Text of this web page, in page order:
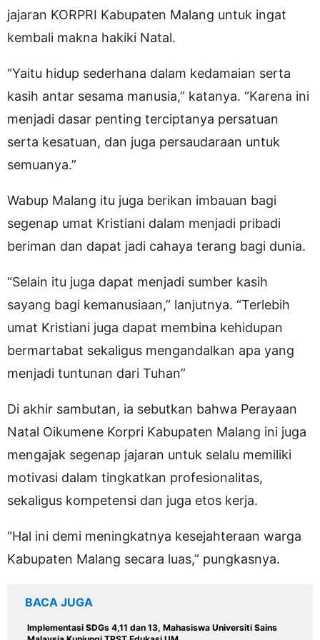
jajaran KORPRI Kabupaten Malang untuk ingat
kembali makna hakiki Natal.
“Yaitu hidup sederhana dalam kedamaian serta
kasih antar sesama manusia,” katanya. “Karena ini
menjadi dasar penting terciptanya persatuan
serta kesatuan, dan juga persaudaraan untuk
semuanya.”
Wabup Malang itu juga berikan imbauan bagi
segenap umat Kristiani dalam menjadi pribadi
beriman dan dapat jadi cahaya terang bagi dunia.
“Selain itu juga dapat menjadi sumber kasih
sayang bagi kemanusiaan,” lanjutnya. “Terlebih
umat Kristiani juga dapat membina kehidupan
bermartabat sekaligus mengandalkan apa yang
menjadi tuntunan dari Tuhan”
Di akhir sambutan, ia sebutkan bahwa Perayaan
Natal Oikumene Korpri Kabupaten Malang ini juga
mengajak segenap jajaran untuk selalu memiliki
motivasi dalam tingkatkan profesionalitas,
sekaligus kompetensi dan juga etos kerja.
“Hal ini demi meningkatnya kesejahteraan warga
Kabupaten Malang secara luas,” pungkasnya.
BACA JUGA
Implementasi SDGs 4,11 dan 13, Mahasiswa Universiti Sains